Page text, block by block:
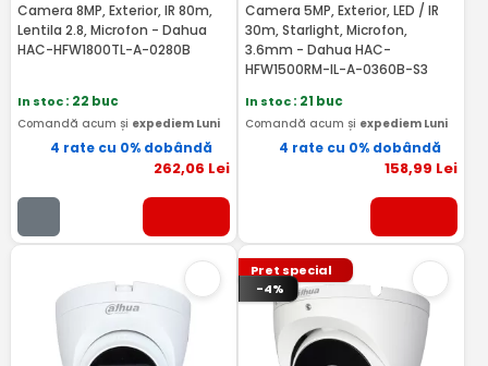
Camera 8MP, Exterior, IR 80m,
Lentila 2.8, Microfon - Dahua
HAC-HFW1800TL-A-0280B
In stoc: 22 buc
Comandă acum și expediem Luni
4 rate cu 0% dobândă
262,06 Lei
Camera 5MP, Exterior, LED / IR
30m, Starlight, Microfon,
3.6mm - Dahua HAC-
HFW1500RM-IL-A-0360B-S3
In stoc: 21 buc
Comandă acum și expediem Luni
4 rate cu 0% dobândă
158,99 Lei
Pret special
-4%